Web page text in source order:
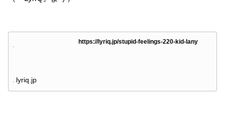
https://lyriq.jp/stupid-feelings-220-kid-lany
lyriq.jp